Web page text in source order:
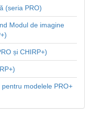
(seria PRO)
Modul de imagine
și CHIRP+)
modelele PRO+